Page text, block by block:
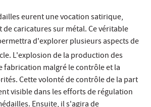
eurent une vocation satirique,
caricatures sur métal. Ce véritable
d'explorer plusieurs aspects de
L'explosion de la production des
fabrication malgré le contrôle et la
Cette volonté de contrôle de la part
visible dans les efforts de régulation